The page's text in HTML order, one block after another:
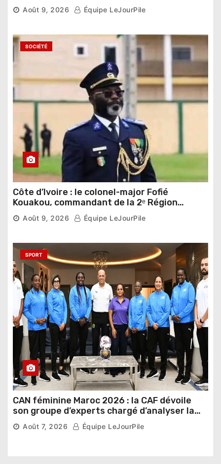
Août 9, 2026 Équipe LeJourPile
SOCIÉTÉ
Côte d’Ivoire : le colonel-major Fofié
Kouakou, commandant de la 2ᵉ Région
militaire, n’est plus
Août 9, 2026 Équipe LeJourPile
SPORT
CAN féminine Maroc 2026 : la CAF dévoile
son groupe d’experts chargé d’analyser la
compétition
Août 7, 2026 Équipe LeJourPile